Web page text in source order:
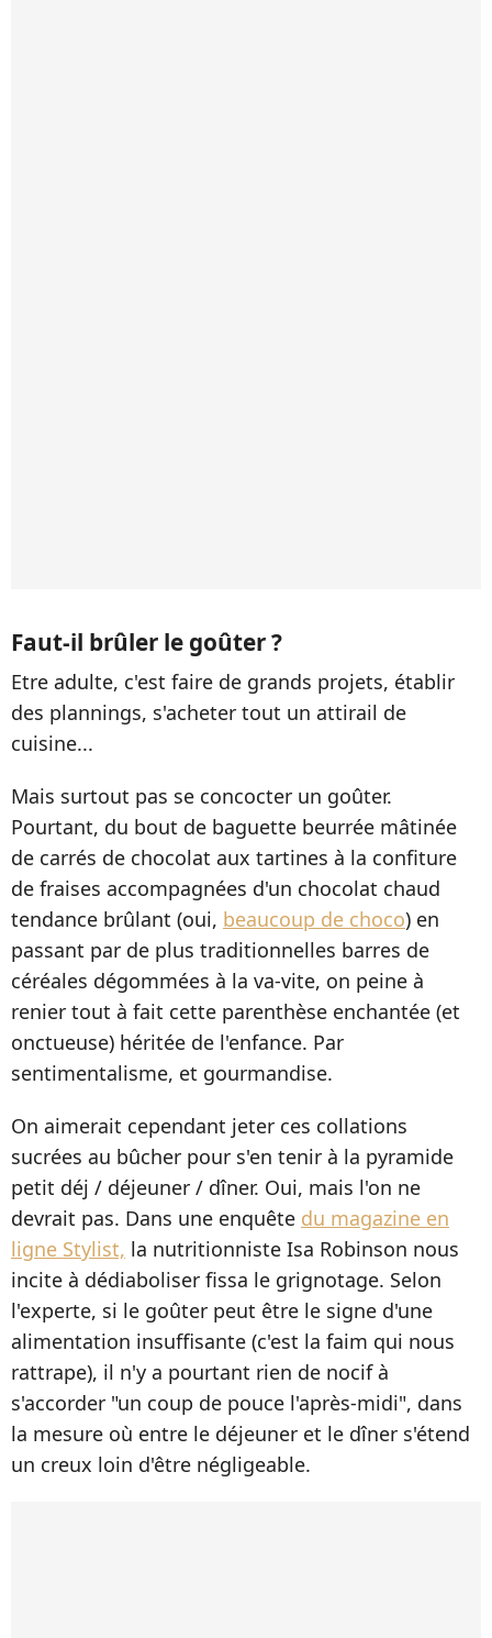
Faut-il brûler le goûter ?
Etre adulte, c'est faire de grands projets, établir
des plannings, s'acheter tout un attirail de
cuisine...
Mais surtout pas se concocter un goûter.
Pourtant, du bout de baguette beurrée mâtinée
de carrés de chocolat aux tartines à la confiture
de fraises accompagnées d'un chocolat chaud
tendance brûlant (oui, beaucoup de choco) en
passant par de plus traditionnelles barres de
céréales dégommées à la va-vite, on peine à
renier tout à fait cette parenthèse enchantée (et
onctueuse) héritée de l'enfance. Par
sentimentalisme, et gourmandise.
On aimerait cependant jeter ces collations
sucrées au bûcher pour s'en tenir à la pyramide
petit déj / déjeuner / dîner. Oui, mais l'on ne
devrait pas. Dans une enquête du magazine en
ligne Stylist, la nutritionniste Isa Robinson nous
incite à dédiaboliser fissa le grignotage. Selon
l'experte, si le goûter peut être le signe d'une
alimentation insuffisante (c'est la faim qui nous
rattrape), il n'y a pourtant rien de nocif à
s'accorder "un coup de pouce l'après-midi", dans
la mesure où entre le déjeuner et le dîner s'étend
un creux loin d'être négligeable.